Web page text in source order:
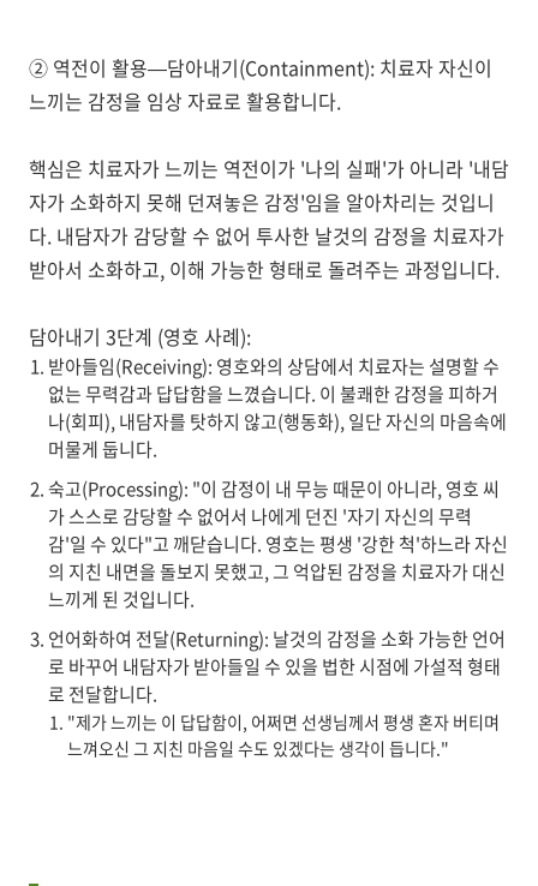
② 역전이 활용—담아내기(Containment): 치료자 자신이
느끼는 감정을 임상 자료로 활용합니다.
핵심은 치료자가 느끼는 역전이가 '나의 실패'가 아니라 '내담
자가 소화하지 못해 던져놓은 감정'임을 알아차리는 것입니
다. 내담자가 감당할 수 없어 투사한 날것의 감정을 치료자가
받아서 소화하고, 이해 가능한 형태로 돌려주는 과정입니다.
담아내기 3단계 (영호 사례):
받아들임(Receiving): 영호와의 상담에서 치료자는 설명할 수
없는 무력감과 답답함을 느꼈습니다. 이 불쾌한 감정을 피하거
나(회피), 내담자를 탓하지 않고(행동화), 일단 자신의 마음속에
머물게 둡니다.
숙고(Processing): "이 감정이 내 무능 때문이 아니라, 영호 씨
가 스스로 감당할 수 없어서 나에게 던진 '자기 자신의 무력
감'일 수 있다"고 깨닫습니다. 영호는 평생 '강한 척'하느라 자신
의 지친 내면을 돌보지 못했고, 그 억압된 감정을 치료자가 대신
느끼게 된 것입니다.
언어화하여 전달(Returning): 날것의 감정을 소화 가능한 언어
로 바꾸어 내담자가 받아들일 수 있을 법한 시점에 가설적 형태
로 전달합니다.
"제가 느끼는 이 답답함이, 어쩌면 선생님께서 평생 혼자 버티며
느껴오신 그 지친 마음일 수도 있겠다는 생각이 듭니다."